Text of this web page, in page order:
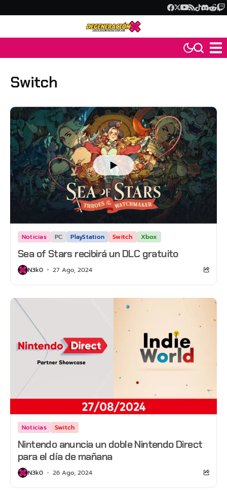
Switch
Noticias PC PlayStation Switch Xbox
Sea of Stars recibirá un DLC gratuito
N3k0 27 Ago, 2024
Noticias Switch
Nintendo anuncia un doble Nintendo Direct
para el día de mañana
N3k0 26 Ago, 2024